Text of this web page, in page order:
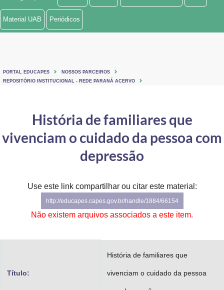
Ministério de Minas e Energia
Ministério do Turismo
Controladoria-Geral da União
Secretaria de Governo
Gabinete de Segurança Institucional
Planalto
Material UAB Periódicos
PORTAL EDUCAPES
NOSSOS PARCEIROS
REPOSITÓRIO INSTITUCIONAL - REDE PARANÁ ACERVO
História de familiares que
vivenciam o cuidado da pessoa com
depressão
Use este link compartilhar ou citar este material:
http://educapes.capes.gov.br/handle/1884/66154
Não existem arquivos associados a este item.
Título:
História de familiares que
vivenciam o cuidado da pessoa